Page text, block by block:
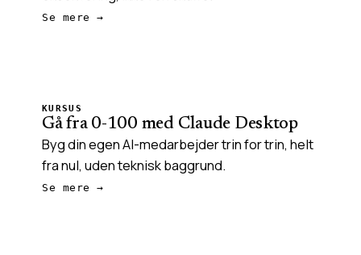
Se mere →
KURSUS
Gå fra 0-100 med Claude Desktop
Byg din egen AI-medarbejder trin for trin, helt
fra nul, uden teknisk baggrund.
Se mere →